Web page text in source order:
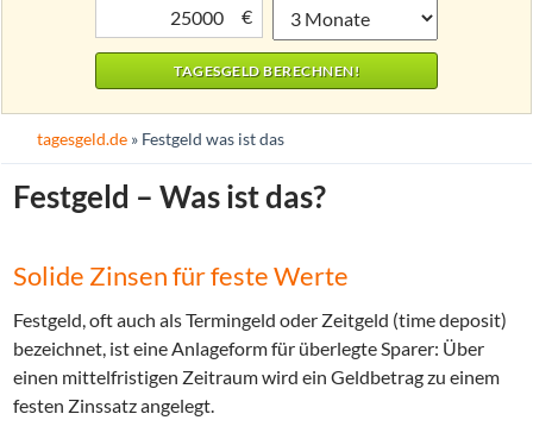
€
tagesgeld.de » Festgeld was ist das
Festgeld – Was ist das?
Solide Zinsen für feste Werte
Festgeld, oft auch als Termingeld oder Zeitgeld (time deposit)
bezeichnet, ist eine Anlageform für überlegte Sparer: Über
einen mittelfristigen Zeitraum wird ein Geldbetrag zu einem
festen Zinssatz angelegt.